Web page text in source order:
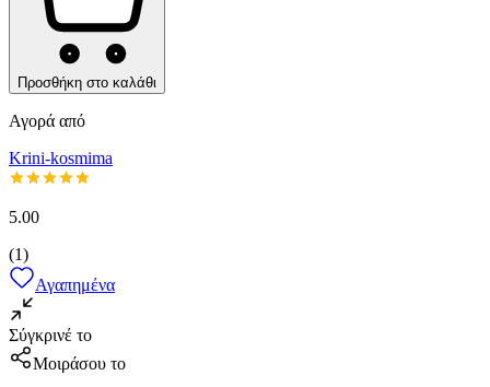
Προσθήκη στο καλάθι
Αγορά από
Krini-kosmima
5.00
(1)
Αγαπημένα
Σύγκρινέ το
Μοιράσου το